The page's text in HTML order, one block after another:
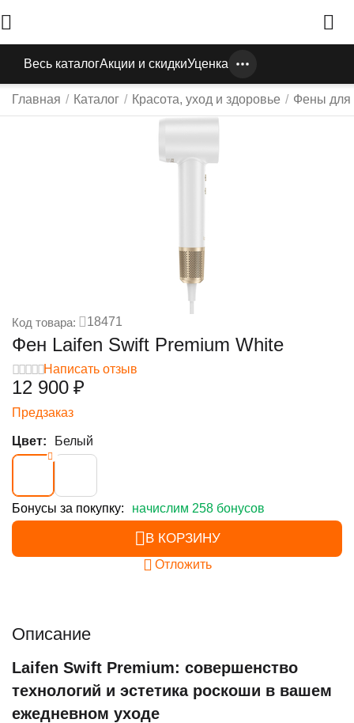
Весь каталогАкции и скидкиУценка
Главная / Каталог / Красота, уход и здоровье / Фены для
Код товара: 18471
Фен Laifen Swift Premium White
Написать отзыв
12 900 ₽
Предзаказ
Цвет: Белый
Бонусы за покупку: начислим 258 бонусов
В КОРЗИНУ
Отложить
Описание
Laifen Swift Premium: совершенство
технологий и эстетика роскоши в вашем
ежедневном уходе